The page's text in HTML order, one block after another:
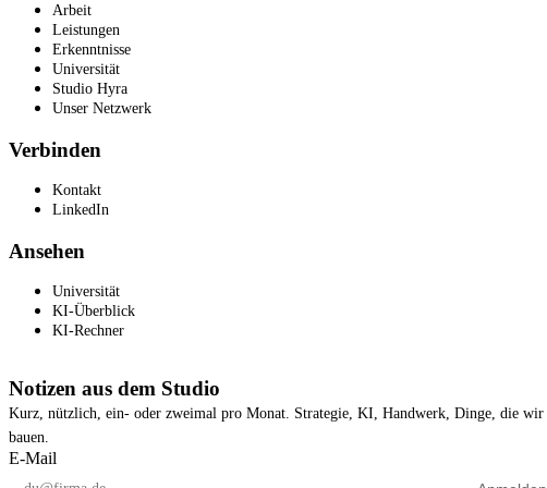
Arbeit
Leistungen
Erkenntnisse
Universität
Studio Hyra
Unser Netzwerk
Verbinden
Kontakt
LinkedIn
Ansehen
Universität
KI-Überblick
KI-Rechner
Notizen aus dem Studio
Kurz, nützlich, ein- oder zweimal pro Monat. Strategie, KI, Handwerk, Dinge, die wir
bauen.
E-Mail